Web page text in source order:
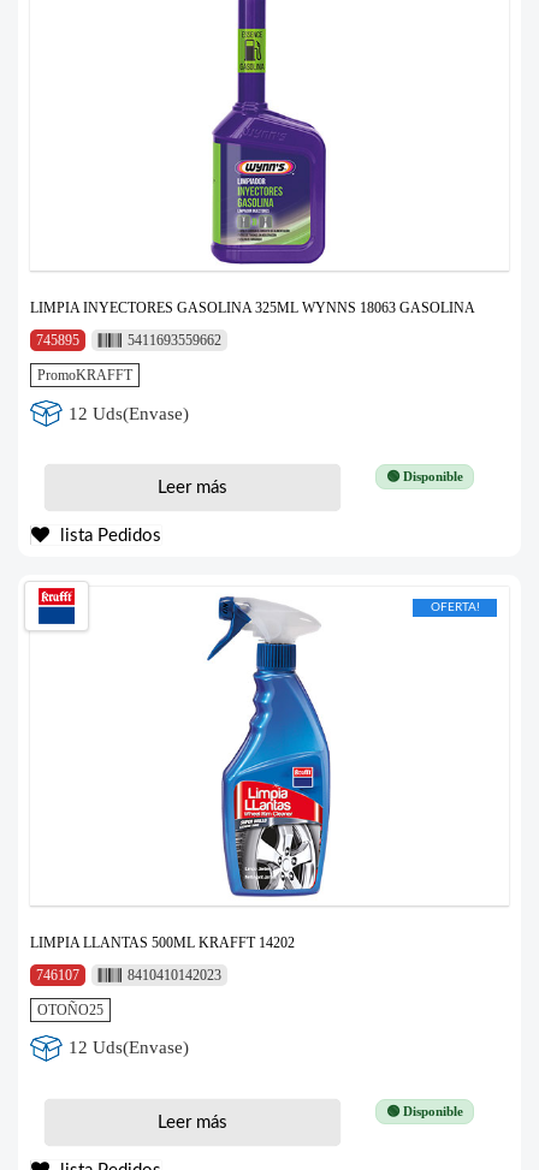
LIMPIA INYECTORES GASOLINA 325ML WYNNS 18063 GASOLINA
745895
5411693559662
PromoKRAFFT
12 Uds(Envase)
🟢 Disponible
Leer más
lista Pedidos
OFERTA!
LIMPIA LLANTAS 500ML KRAFFT 14202
746107
8410410142023
OTOÑO25
12 Uds(Envase)
🟢 Disponible
Leer más